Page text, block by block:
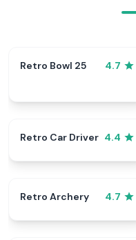
Retro Bowl 25 4.7
Retro Car Driver 4.4
Retro Archery 4.7